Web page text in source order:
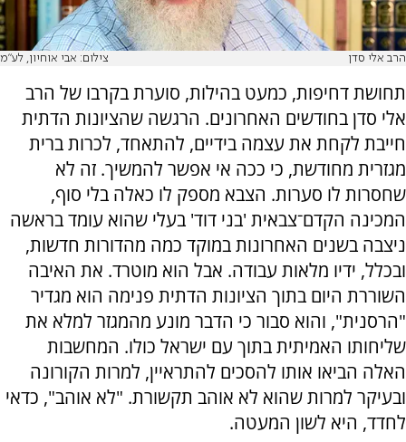
הרב אלי סדן צילום: אבי אוחיון, לע״מ
תחושת דחיפות, כמעט בהילות, סוערת בקרבו של הרב
אלי סדן בחודשים האחרונים. הרגשה שהציונות הדתית
חייבת לקחת את עצמה בידיים, להתאחד, לכרות ברית
מגזרית מחודשת, כי ככה אי אפשר להמשיך. זה לא
שחסרות לו סערות. הצבא מספק לו כאלה בלי סוף,
המכינה הקדם־צבאית 'בני דוד' בעלי שהוא עומד בראשה
ניצבה בשנים האחרונות במוקד כמה מהדורות חדשות,
ובכלל, ידיו מלאות עבודה. אבל הוא מוטרד. את האיבה
השוררת היום בתוך הציונות הדתית פנימה הוא מגדיר
"הרסנית", והוא סבור כי הדבר מונע מהמגזר למלא את
שליחותו האמיתית בתוך עם ישראל כולו. המחשבות
האלה הביאו אותו להסכים להתראיין, למרות הקורונה
ובעיקר למרות שהוא לא אוהב תקשורת. "לא אוהב", כדאי
לחדד, היא לשון המעטה.